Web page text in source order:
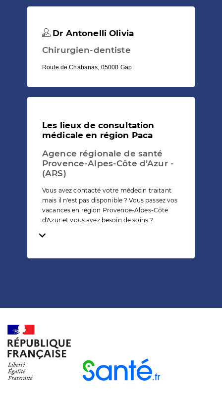
Dr Antonelli Olivia
Chirurgien-dentiste
Route de Chabanas, 05000 Gap
Les lieux de consultation
médicale en région Paca
Agence régionale de santé
Provence-Alpes-Côte d’Azur -
(ARS)
Vous avez contacté votre médecin traitant
mais il n'est pas disponible ? Vous passez vos
vacances en région Provence-Alpes-Côte
d'Azur et vous avez besoin de soins ?
Temps de lecture